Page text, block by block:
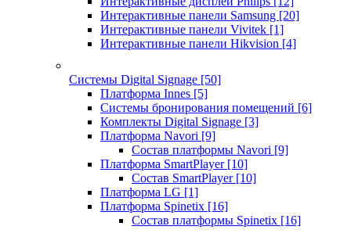
Интерактивные панели Samsung [20]
Интерактивные панели Vivitek [1]
Интерактивные панели Hikvision [4]
Системы Digital Signage [50]
Платформа Innes [5]
Системы бронирования помещений [6]
Комплекты Digital Signage [3]
Платформа Navori [9]
Состав платформы Navori [9]
Платформа SmartPlayer [10]
Состав SmartPlayer [10]
Платформа LG [1]
Платформа Spinetix [16]
Состав платформы Spinetix [16]